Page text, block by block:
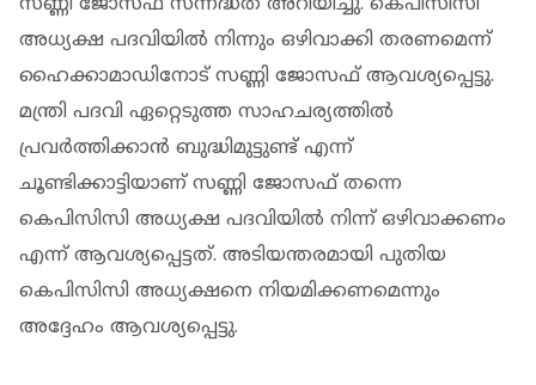
അധ്യക്ഷ പദവിയില്‍ നിന്നും ഒഴിവാക്കി തരണമെന്ന്
ഹൈക്കാമാഡിനോട് സണ്ണി ജോസഫ് ആവശ്യപ്പെട്ടു.
മന്ത്രി പദവി ഏറ്റെടുത്ത സാഹചര്യത്തില്‍
പ്രവര്‍ത്തിക്കാന്‍ ബുദ്ധിമുട്ടുണ്ട് എന്ന്
ചൂണ്ടിക്കാട്ടിയാണ് സണ്ണി ജോസഫ് തന്നെ
കെപിസിസി അധ്യക്ഷ പദവിയില്‍ നിന്ന് ഒഴിവാക്കണം
എന്ന് ആവശ്യപ്പെട്ടത്. അടിയന്തരമായി പുതിയ
കെപിസിസി അധ്യക്ഷനെ നിയമിക്കണമെന്നും
അദ്ദേഹം ആവശ്യപ്പെട്ടു.